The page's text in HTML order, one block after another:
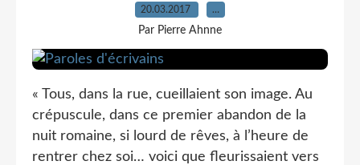
20.03.2017 …
Par Pierre Ahnne
« Tous, dans la rue, cueillaient son image. Au
crépuscule, dans ce premier abandon de la
nuit romaine, si lourd de rêves, à l’heure de
rentrer chez soi… voici que fleurissaient vers